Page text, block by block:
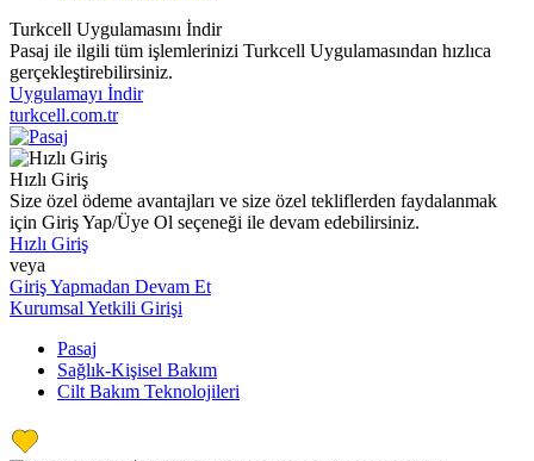
Turkcell Uygulamasını İndir
Pasaj ile ilgili tüm işlemlerinizi Turkcell Uygulamasından hızlıca
gerçekleştirebilirsiniz.
Uygulamayı İndir
turkcell.com.tr
Hızlı Giriş
Size özel ödeme avantajları ve size özel tekliflerden faydalanmak
için Giriş Yap/Üye Ol seçeneği ile devam edebilirsiniz.
Hızlı Giriş
veya
Giriş Yapmadan Devam Et
Kurumsal Yetkili Girişi
Pasaj
Sağlık-Kişisel Bakım
Cilt Bakım Teknolojileri